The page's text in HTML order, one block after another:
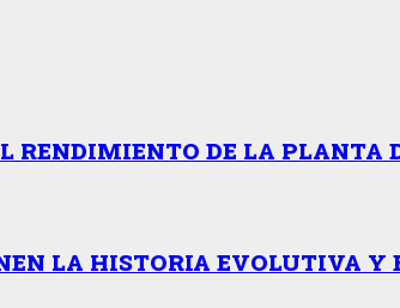
RENDIMIENTO DE LA PLANTA
LA HISTORIA EVOLUTIVA Y